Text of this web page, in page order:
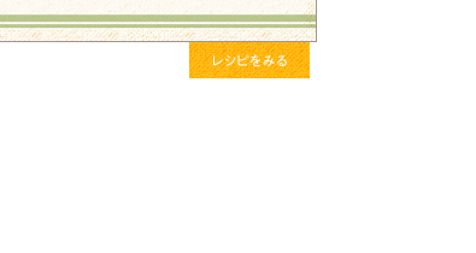
レシピをみる